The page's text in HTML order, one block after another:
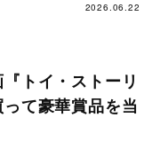
2026.06.22
トイ・ストーリ
て豪華賞品を当